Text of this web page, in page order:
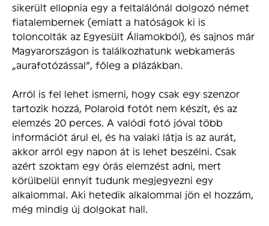
sikerült ellopnia egy a feltalálónál dolgozó német
fiatalembernek (emiatt a hatóságok ki is
toloncolták az Egyesült Államokból), és sajnos már
Magyarországon is találkozhatunk webkamerás
„aurafotózással”, főleg a plázákban.
Arról is fel lehet ismerni, hogy csak egy szenzor
tartozik hozzá, Polaroid fotót nem készít, és az
elemzés 20 perces. A valódi fotó jóval több
információt árul el, és ha valaki látja is az aurát,
akkor arról egy napon át is lehet beszélni. Csak
azért szoktam egy órás elemzést adni, mert
körülbelül ennyit tudunk megjegyezni egy
alkalommal. Aki hetedik alkalommal jön el hozzám,
még mindig új dolgokat hall.